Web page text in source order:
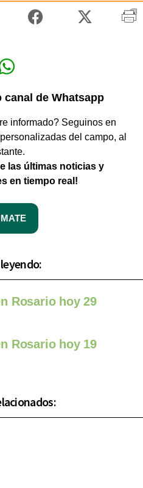
canal de Whatsapp
informado? Seguinos en
del campo, al
las últimas noticias y
en tiempo real!
Rosario hoy 29
Rosario hoy 19